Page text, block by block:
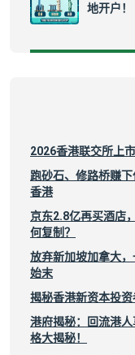
地开户！
2026香港联交所上
跑砂石、修路桥赚
香港
京东2.8亿再买酒店
何复制？
放弃新加坡加拿大
始末
揭秘香港新资本投
港府揭秘：回流港
格大揭秘！